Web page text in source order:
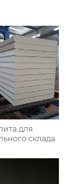
для
склада